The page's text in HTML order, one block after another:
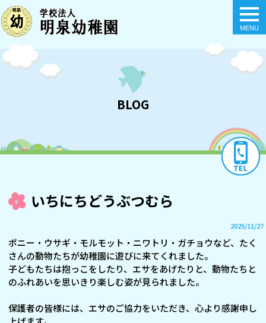
BLOG
いちにちどうぶつむら
2025/11/27
ポニー・ウサギ・モルモット・ニワトリ・ガチョウなど、たく
さんの動物たちが幼稚園に遊びに来てくれました。
子どもたちは抱っこをしたり、エサをあげたりと、動物たちと
のふれあいを思いきり楽しむ姿が見られました。
保護者の皆様には、エサのご協力をいただき、心より感謝申し